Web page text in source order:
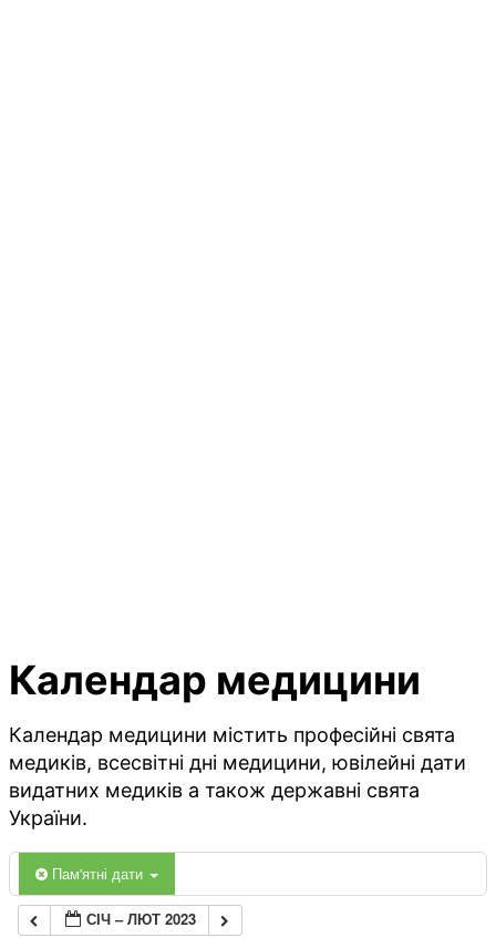
Календар медицини
Календар медицини містить професійні свята
медиків, всесвітні дні медицини, ювілейні дати
видатних медиків а також державні свята
України.
Пам'ятні дати
СІЧ – ЛЮТ 2023